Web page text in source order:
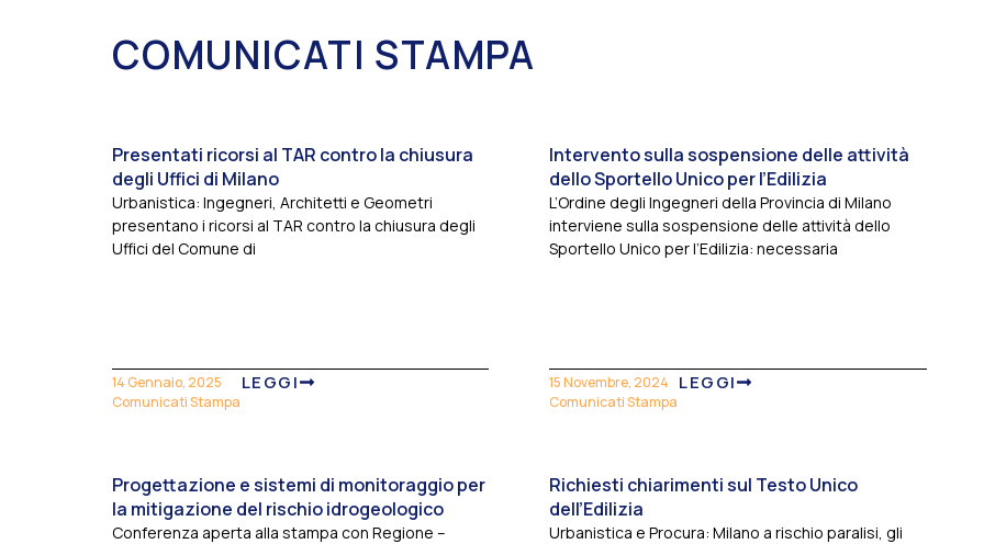
COMUNICATI STAMPA
Presentati ricorsi al TAR contro la chiusura
degli Uffici di Milano
Urbanistica: Ingegneri, Architetti e Geometri
presentano i ricorsi al TAR contro la chiusura degli
Uffici del Comune di
14 Gennaio, 2025
Comunicati Stampa
LEGGI
Intervento sulla sospensione delle attività
dello Sportello Unico per l’Edilizia
L’Ordine degli Ingegneri della Provincia di Milano
interviene sulla sospensione delle attività dello
Sportello Unico per l’Edilizia: necessaria
15 Novembre, 2024
Comunicati Stampa
LEGGI
Progettazione e sistemi di monitoraggio per
la mitigazione del rischio idrogeologico
Conferenza aperta alla stampa con Regione –
Richiesti chiarimenti sul Testo Unico
dell’Edilizia
Urbanistica e Procura: Milano a rischio paralisi, gli